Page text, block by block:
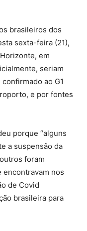
brasileiros dos
sexta-feira (21),
em
seriam
ao G1
e por fontes
porque “alguns
a suspensão da
foram
encontravam nos
de Covid
brasileira para